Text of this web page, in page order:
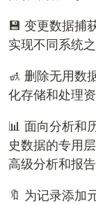
💾 变更数据捕
实现不同系统
🚮 删除无用数
化存储和处理资
📊 面向分析和
史数据的专用
高级分析和报告
🔖 为记录添加